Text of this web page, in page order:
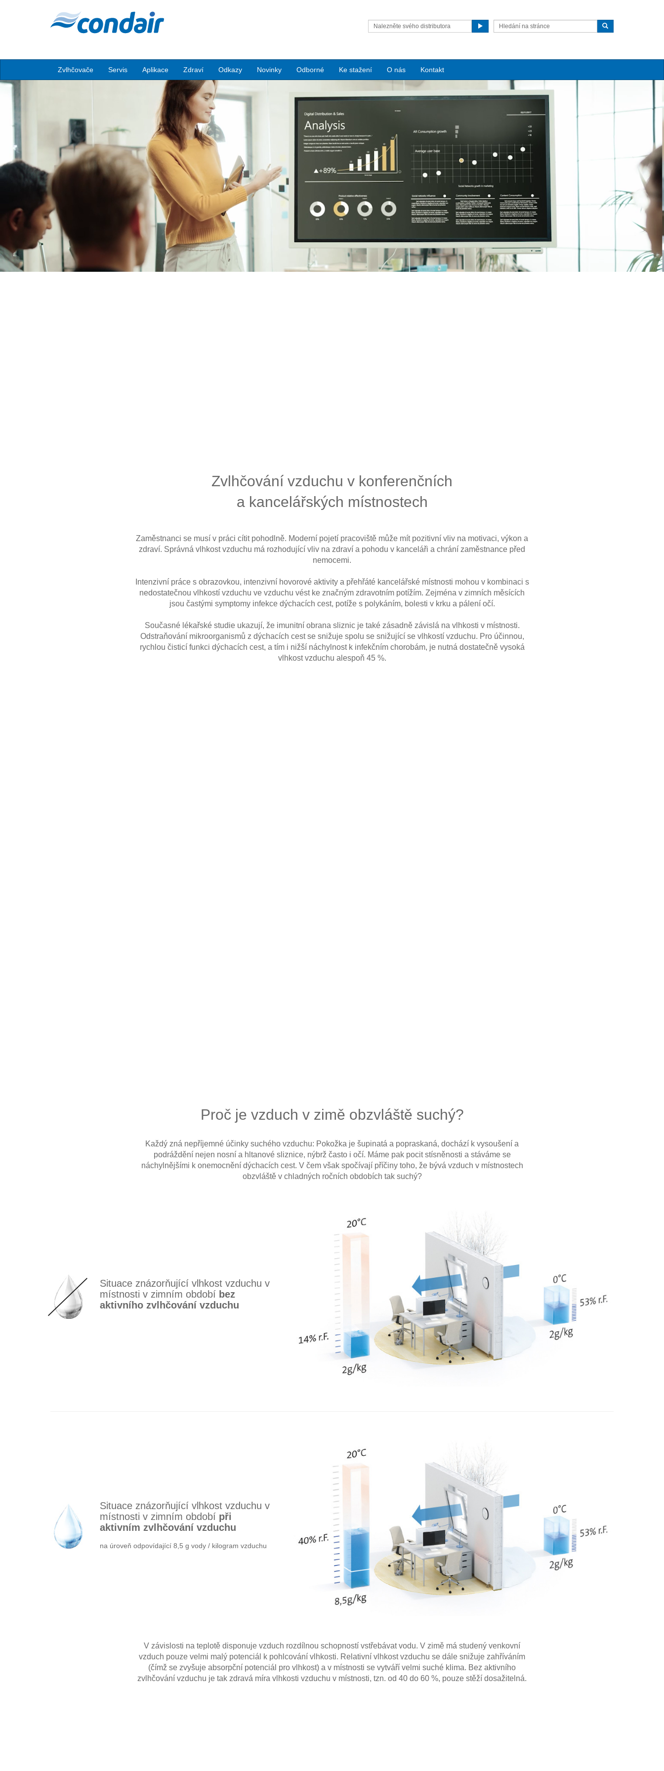
Nalezněte svého distributora
Zvlhčovače Servis Aplikace Zdraví Odkazy Novinky Odborné Ke stažení O nás Kontakt
Zvlhčování vzduchu v konferenčních
a kancelářských místnostech
Zaměstnanci se musí v práci cítit pohodlně. Moderní pojetí pracoviště může mít pozitivní vliv na motivaci, výkon a
zdraví. Správná vlhkost vzduchu má rozhodující vliv na zdraví a pohodu v kanceláři a chrání zaměstnance před
nemocemi.
Intenzivní práce s obrazovkou, intenzivní hovorové aktivity a přehřáté kancelářské místnosti mohou v kombinaci s
nedostatečnou vlhkostí vzduchu ve vzduchu vést ke značným zdravotním potížím. Zejména v zimních měsících
jsou častými symptomy infekce dýchacích cest, potíže s polykáním, bolesti v krku a pálení očí.
Současné lékařské studie ukazují, že imunitní obrana sliznic je také zásadně závislá na vlhkosti v místnosti.
Odstraňování mikroorganismů z dýchacích cest se snižuje spolu se snižující se vlhkostí vzduchu. Pro účinnou,
rychlou čisticí funkci dýchacích cest, a tím i nižší náchylnost k infekčním chorobám, je nutná dostatečně vysoká
vlhkost vzduchu alespoň 45 %.
Proč je vzduch v zimě obzvláště suchý?
Každý zná nepříjemné účinky suchého vzduchu: Pokožka je šupinatá a popraskaná, dochází k vysoušení a
podráždění nejen nosní a hltanové sliznice, nýbrž často i očí. Máme pak pocit stísněnosti a stáváme se
náchylnějšími k onemocnění dýchacích cest. V čem však spočívají příčiny toho, že bývá vzduch v místnostech
obzvláště v chladných ročních obdobích tak suchý?
Situace znázorňující vlhkost vzduchu v
místnosti v zimním období bez
aktivního zvlhčování vzduchu
Situace znázorňující vlhkost vzduchu v
místnosti v zimním období při
aktivním zvlhčování vzduchu
na úroveň odpovídající 8,5 g vody / kilogram vzduchu
V závislosti na teplotě disponuje vzduch rozdílnou schopností vstřebávat vodu. V zimě má studený venkovní
vzduch pouze velmi malý potenciál k pohlcování vlhkosti. Relativní vlhkost vzduchu se dále snižuje zahříváním
(čímž se zvyšuje absorpční potenciál pro vlhkost) a v místnosti se vytváří velmi suché klima. Bez aktivního
zvlhčování vzduchu je tak zdravá míra vlhkosti vzduchu v místnosti, tzn. od 40 do 60 %, pouze stěží dosažitelná.